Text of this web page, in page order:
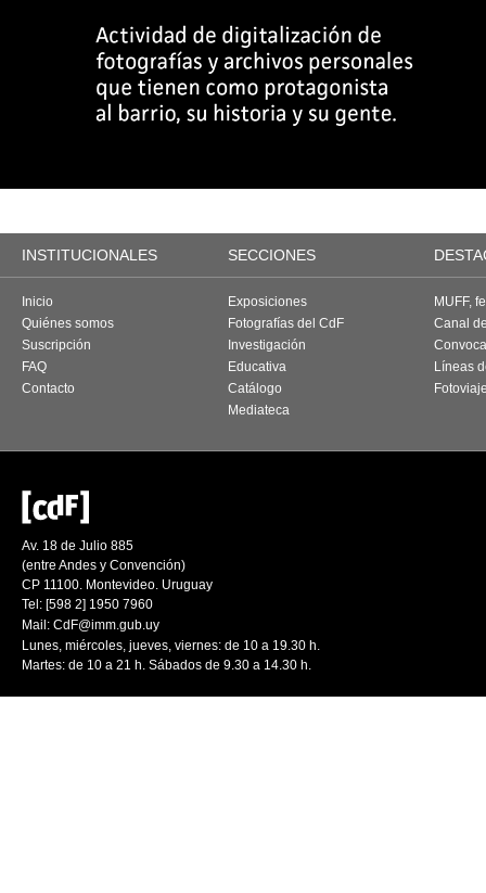
INSTITUCIONALES SECCIONES
Inicio
Quiénes somos
Suscripción
FAQ
Contacto
Exposiciones
Fotografías del CdF
Investigación
Educativa
Catálogo
Mediateca
MUFF,
Canal
Líneas
Av. 18 de Julio 885
(entre Andes y Convención)
CP 11100. Montevideo. Uruguay
Tel: [598 2] 1950 7960
Mail: CdF@imm.gub.uy
Lunes, miércoles, jueves, viernes: de 10 a 19.30 h.
Martes: de 10 a 21 h. Sábados de 9.30 a 14.30 h.